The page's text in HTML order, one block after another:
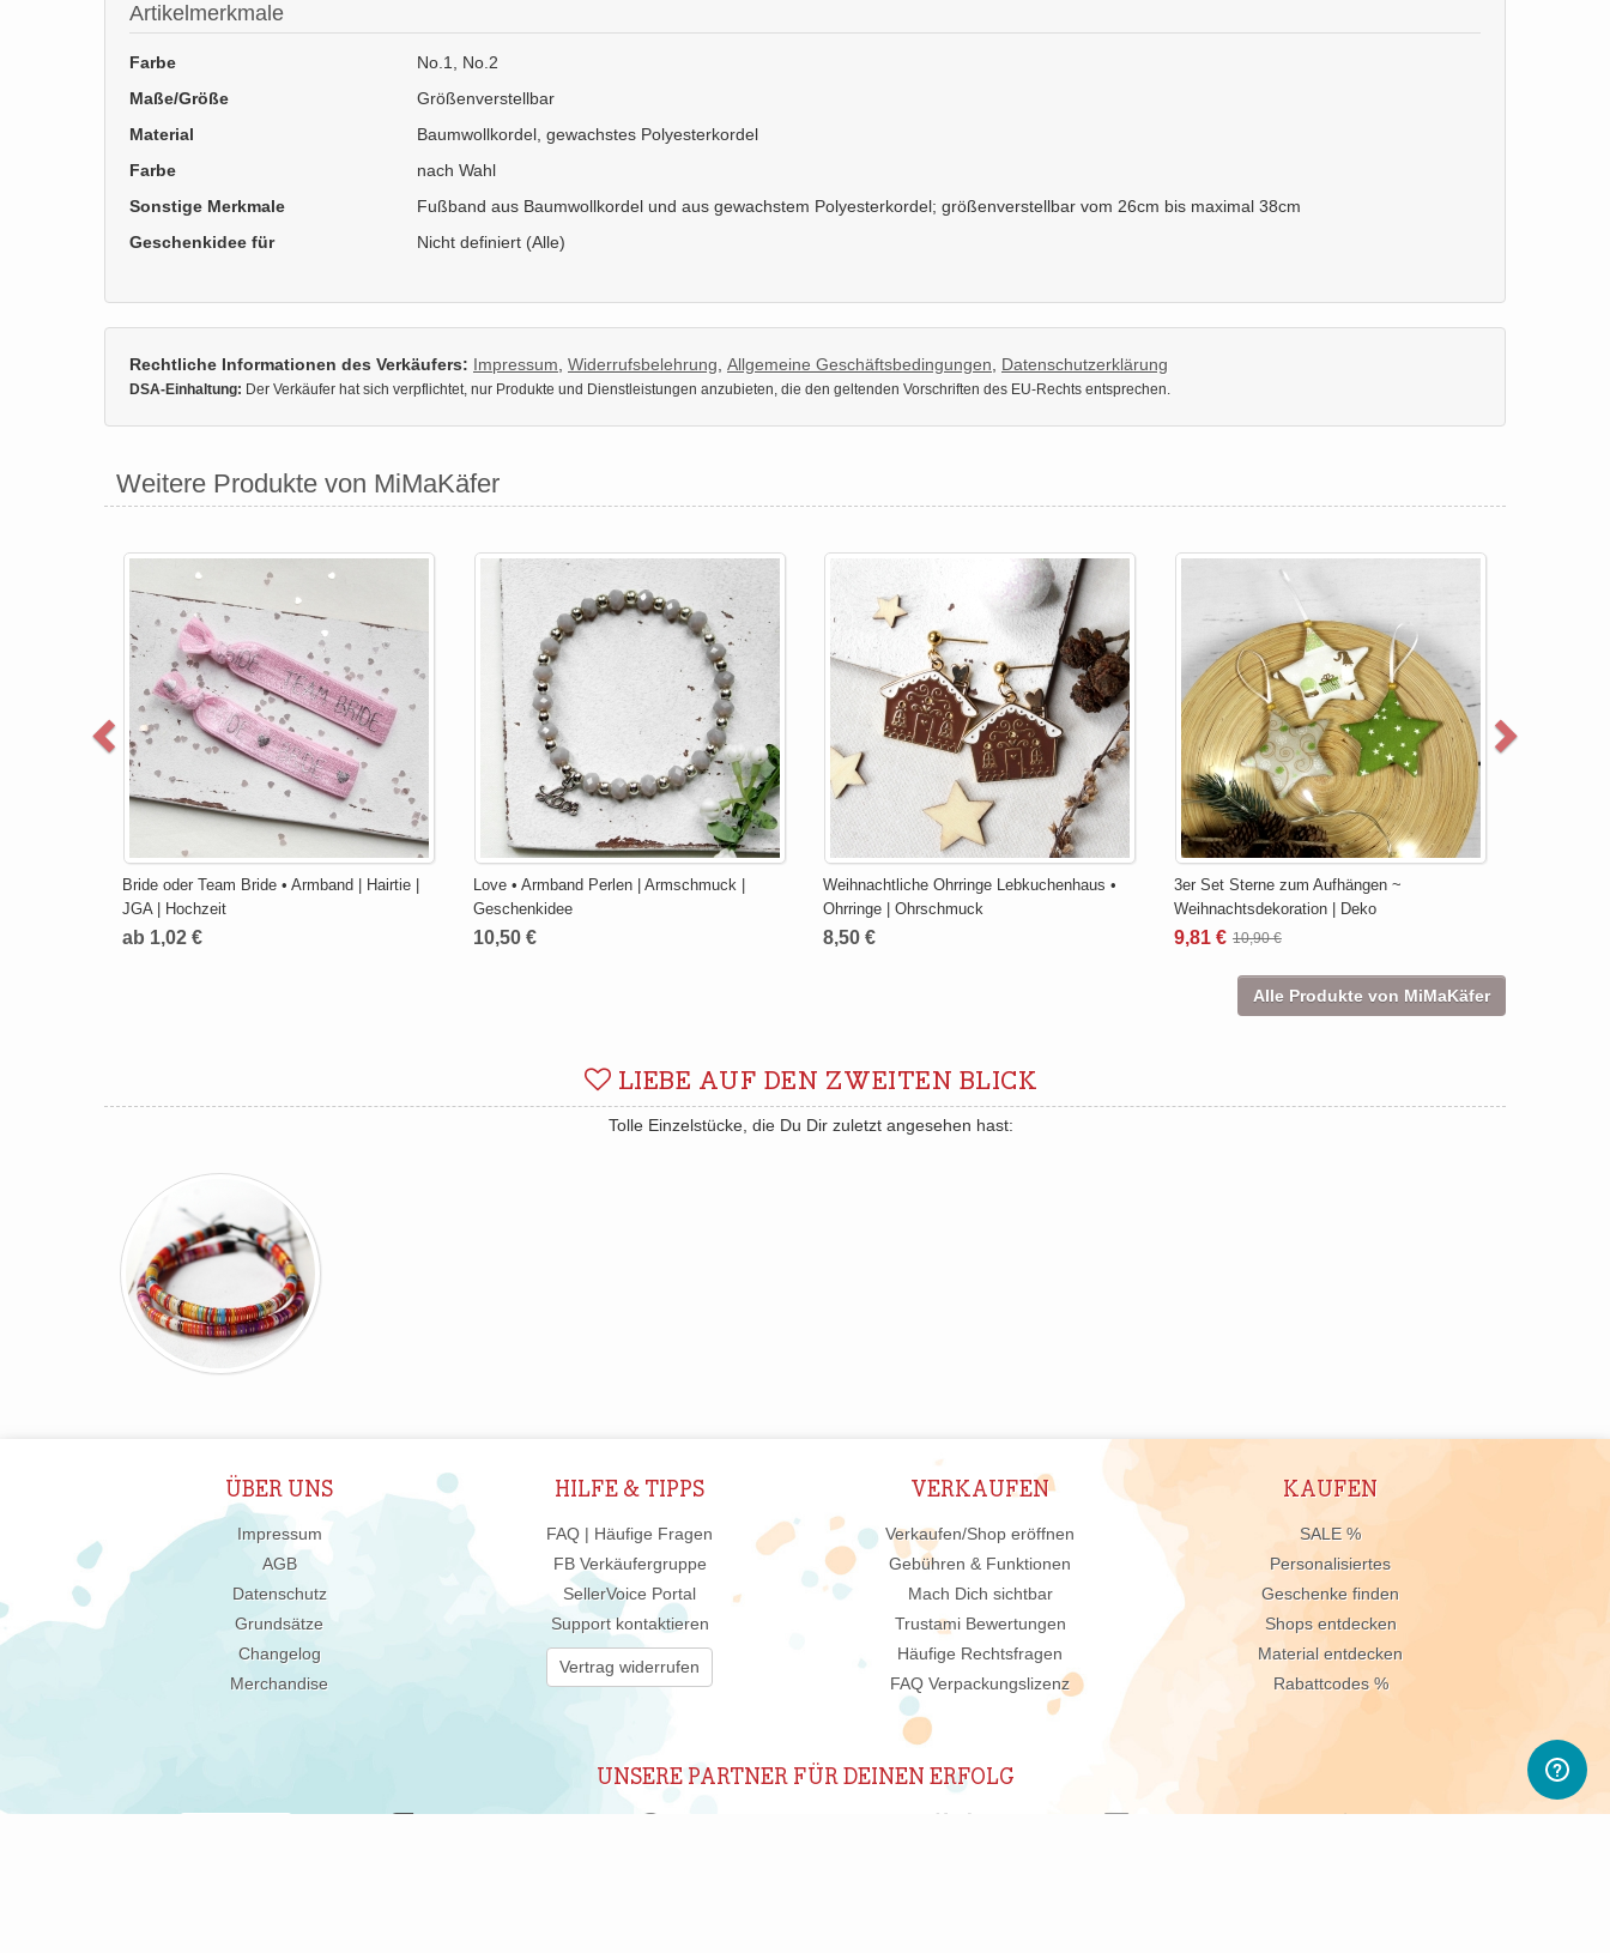
Artikelmerkmale
Farbe
No.1, No.2
Maße/Größe
Größenverstellbar
Material
Baumwollkordel, gewachstes Polyesterkordel
Farbe
nach Wahl
Sonstige Merkmale
Fußband aus Baumwollkordel und aus gewachstem Polyesterkordel; größenverstellbar vom 26cm bis maximal 38cm
Geschenkidee für
Nicht definiert (Alle)
Rechtliche Informationen des Verkäufers: Impressum Widerrufsbelehrung Allgemeine Geschäftsbedingungen Datenschutzerklärung
DSA-Einhaltung: Der Verkäufer hat sich verpflichtet, nur Produkte und Dienstleistungen anzubieten, die den geltenden Vorschriften des EU-Rechts entsprechen.
Weitere Produkte von MiMaKäfer
Bride oder Team Bride • Armband | Hairtie |
JGA | Hochzeit
ab 1,02 €
Love • Armband Perlen | Armschmuck |
Geschenkidee
10,50 €
Weihnachtliche Ohrringe Lebkuchenhaus •
Ohrringe | Ohrschmuck
8,50 €
3er Set Sterne zum Aufhängen ~
Weihnachtsdekoration | Deko
9,81 € 10,90 €
Alle Produkte von MiMaKäfer
LIEBE AUF DEN ZWEITEN BLICK
Tolle Einzelstücke, die Du Dir zuletzt angesehen hast:
ÜBER UNS
Impressum
AGB
Datenschutz
Grundsätze
Changelog
Merchandise
HILFE & TIPPS
FAQ | Häufige Fragen
FB Verkäufergruppe
SellerVoice Portal
Support kontaktieren
Vertrag widerrufen
VERKAUFEN
Verkaufen/Shop eröffnen
Gebühren & Funktionen
Mach Dich sichtbar
Trustami Bewertungen
Häufige Rechtsfragen
FAQ Verpackungslizenz
KAUFEN
SALE %
Personalisiertes
Geschenke finden
Shops entdecken
Material entdecken
Rabattcodes %
UNSERE PARTNER FÜR DEINEN ERFOLG